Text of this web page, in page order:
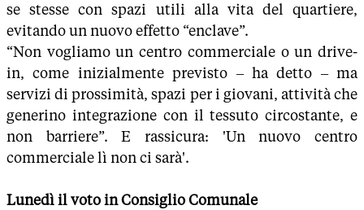
se stesse con spazi utili alla vita del quartiere,
evitando un nuovo effetto “enclave”.
“Non vogliamo un centro commerciale o un drive-
in, come inizialmente previsto – ha detto – ma
servizi di prossimità, spazi per i giovani, attività che
generino integrazione con il tessuto circostante, e
non barriere”. E rassicura: 'Un nuovo centro
commerciale lì non ci sarà'.
Lunedì il voto in Consiglio Comunale